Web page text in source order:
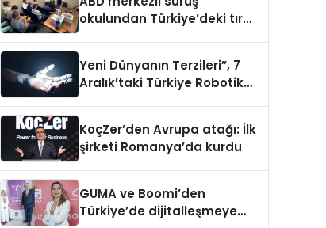
okulundan Türkiye’deki tır
Yeni Dünyanın Terzileri”, 7
Aralık’taki Türkiye Robotik
KoçZer’den Avrupa atağı: İlk
şirketi Romanya’da kurdu
GUMA ve Boomi’den
Türkiye’de dijitalleşmeye